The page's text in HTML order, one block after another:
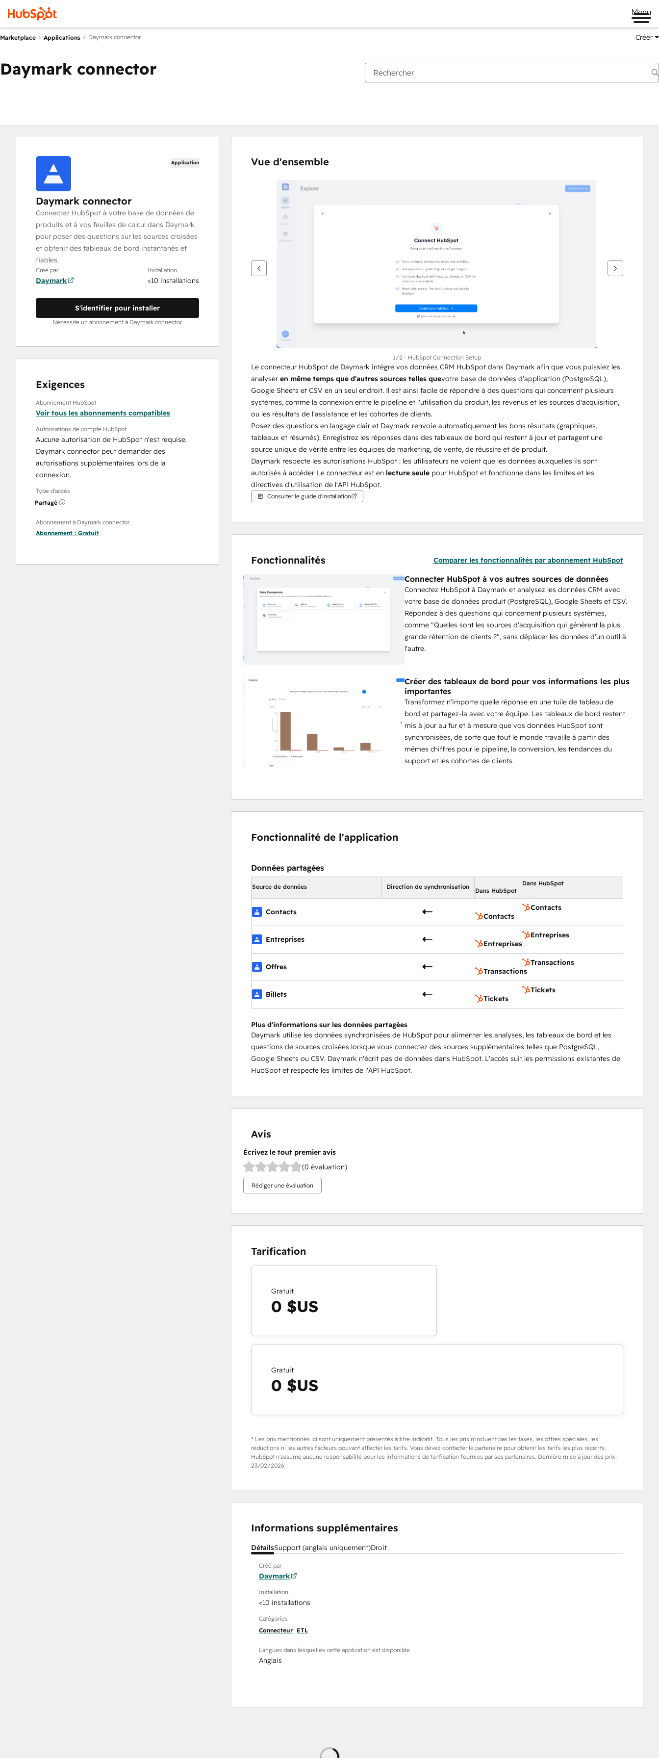
Menu
Marketplace Applications Daymark connector Créer
Daymark connector
Application
Daymark connector
Connectez HubSpot à votre base de données de
produits et à vos feuilles de calcul dans Daymark
pour poser des questions sur les sources croisées
et obtenir des tableaux de bord instantanés et
fiables.
Créé par
Daymark
Installation
<10 installations
S'identifier pour installer
Nécessite un abonnement à Daymark connector
Exigences
Abonnement HubSpot
Voir tous les abonnements compatibles
Autorisations de compte HubSpot
Aucune autorisation de HubSpot n'est requise.
Daymark connector peut demander des
autorisations supplémentaires lors de la
connexion.
Type d'accès
Partagé
Abonnement à Daymark connector
Abonnement : Gratuit
Vue d'ensemble
d'autres
éléments
1/2 - HubSpot Connection Setup
Le connecteur HubSpot de Daymark intègre vos données CRM HubSpot dans Daymark afin que vous puissiez les
analyser en même temps que d'autres sources telles quevotre base de données d'application (PostgreSQL),
Google Sheets et CSV en un seul endroit. Il est ainsi facile de répondre à des questions qui concernent plusieurs
systèmes, comme la connexion entre le pipeline et l'utilisation du produit, les revenus et les sources d'acquisition,
ou les résultats de l'assistance et les cohortes de clients.
Posez des questions en langage clair et Daymark renvoie automatiquement les bons résultats (graphiques,
tableaux et résumés). Enregistrez les réponses dans des tableaux de bord qui restent à jour et partagent une
source unique de vérité entre les équipes de marketing, de vente, de réussite et de produit.
Daymark respecte les autorisations HubSpot : les utilisateurs ne voient que les données auxquelles ils sont
autorisés à accéder. Le connecteur est en lecture seule pour HubSpot et fonctionne dans les limites et les
directives d'utilisation de l'API HubSpot.
Consulter le guide d'installation
Fonctionnalités Comparer les fonctionnalités par abonnement HubSpot
Connecter HubSpot à vos autres sources de données
Connectez HubSpot à Daymark et analysez les données CRM avec
votre base de données produit (PostgreSQL), Google Sheets et CSV.
Répondez à des questions qui concernent plusieurs systèmes,
comme "Quelles sont les sources d'acquisition qui génèrent la plus
grande rétention de clients ?", sans déplacer les données d'un outil à
l'autre.
Créer des tableaux de bord pour vos informations les plus
importantes
Transformez n'importe quelle réponse en une tuile de tableau de
bord et partagez-la avec votre équipe. Les tableaux de bord restent
mis à jour au fur et à mesure que vos données HubSpot sont
synchronisées, de sorte que tout le monde travaille à partir des
mêmes chiffres pour le pipeline, la conversion, les tendances du
support et les cohortes de clients.
Fonctionnalité de l'application
Données partagées
Source de données Direction de synchronisation
Dans HubSpot
Dans HubSpot
Contacts
Contacts
Contacts
Entreprises
Entreprises
Entreprises
Offres
Transactions
Transactions
Billets
Tickets
Tickets
Plus d'informations sur les données partagées
Daymark utilise les données synchronisées de HubSpot pour alimenter les analyses, les tableaux de bord et les
questions de sources croisées lorsque vous connectez des sources supplémentaires telles que PostgreSQL,
Google Sheets ou CSV. Daymark n'écrit pas de données dans HubSpot. L'accès suit les permissions existantes de
HubSpot et respecte les limites de l'API HubSpot.
Avis
Écrivez le tout premier avis
(0 évaluation)
Rédiger une évaluation
Tarification
Gratuit
0 $US
Gratuit
0 $US
* Les prix mentionnés ici sont uniquement présentés à titre indicatif. Tous les prix n'incluent pas les taxes, les offres spéciales, les
réductions ni les autres facteurs pouvant affecter les tarifs. Vous devez contacter le partenaire pour obtenir les tarifs les plus récents.
HubSpot n'assume aucune responsabilité pour les informations de tarification fournies par ses partenaires. Dernière mise à jour des prix :
23/02/2026
Informations supplémentaires
DétailsSupport (anglais uniquement)Droit
Créé par
Daymark
Installation
<10 installations
Catégories
Connecteur
ETL
Langues dans lesquelles cette application est disponible
Anglais
Chargement